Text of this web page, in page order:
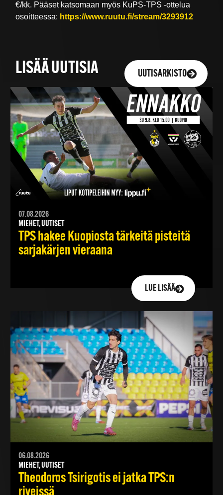
€/kk. Pääset katsomaan myös KuPS-TPS -ottelua
osoitteessa: https://www.ruutu.fi/stream/3293912
LISÄÄ UUTISIA UUTISARKISTO
07.08.2026
MIEHET, UUTISET
TPS hakee Kuopiosta tärkeitä pisteitä
sarjakärjen vieraana
LUE LISÄÄ
06.08.2026
MIEHET, UUTISET
Theodoros Tsirigotis ei jatka TPS:n